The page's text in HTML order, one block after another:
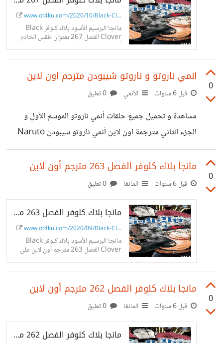
www.ot4ku.com/2020/10/Black-Cl...
مانجا البرسيم الأسود بلاك كلوفر Black
Clover الفصل 267 بعنوان طقس الخادم
أخيرا ظهور شيطان آستا مترجم أون لاين على
0
انمي ناروتو و ناروتو شيبودن مترجم اون لاين
قبل 6 سنوات الأنمي
مشاهدة و تحميل جميع حلقات أنمي ناروتو الموسم الأول و
الجزء الثاني مترجمة اون لاين أنمي ناروتو شيبودن Naruto
Shippuden مترجم اونلاين على موقع ot4ku.
https://www.ot4ku.com/2020/09/Naruto-
S1S2.html
0
مانجا بلاك كلوفر الفصل 263 مترجم أون لاين
قبل 6 سنوات المانغا
مانجا بلاك كلوفر الفصل 263 مترجم أون لاين
www.ot4ku.com/2020/09/Black-Cl...
مانجا البرسيم الأسود بلاك كلوفر Black
Clover الفصل 263 مترجم أون لاين على
0
مانجا بلاك كلوفر الفصل 262 مترجم أون لاين
قبل 6 سنوات المانغا
مانجا بلاك كلوفر الفصل 262 مترجم أون لاين